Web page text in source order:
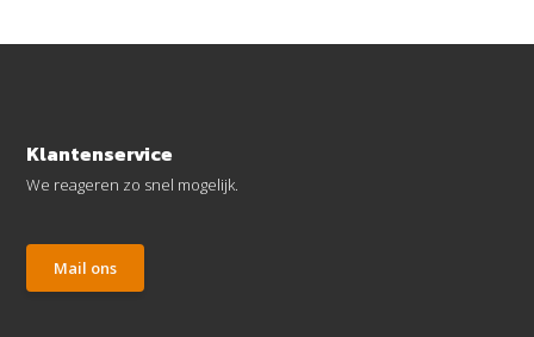
Klantenservice
We reageren zo snel mogelijk.
Mail ons